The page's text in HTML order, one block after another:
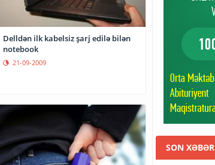
Delldən ilk kabelsiz şarj edilə bilən
notebook
21-09-2009
SON XƏBƏR